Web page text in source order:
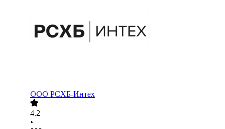
ООО РСХБ-Интех
4.2
•